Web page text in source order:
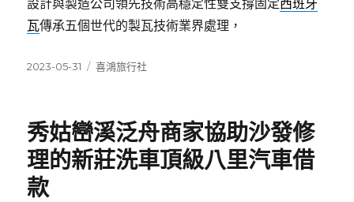
設計與製造公司領先技術高穩定性雙支撐固定西班牙
瓦傳承五個世代的製瓦技術業界處理，
發
2023-05-31
分
喜鴻旅行社
秀姑巒溪泛舟商家協助沙發修
理的新莊洗車頂級八里汽車借
款